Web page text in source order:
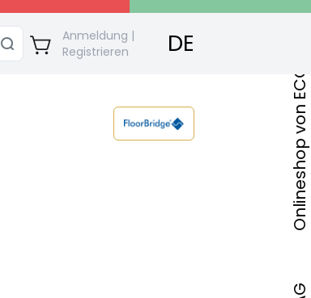
Anmeldung |
Registrieren
DE